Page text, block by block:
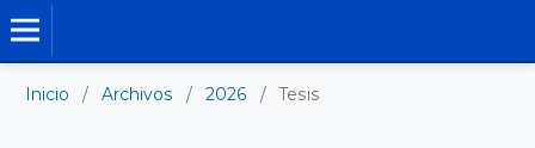
Inicio / Archivos / 2026 / Tesis